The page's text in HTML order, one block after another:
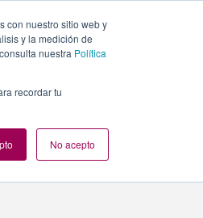
con nuestro sitio web y
y la medición de
nuestra Política
recordar tu
No acepto
NUESTROS EVENTOS